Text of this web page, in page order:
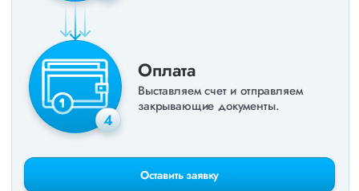
4
Оплата
Выставляем счет и отправляем
закрывающие документы.
Оставить заявку